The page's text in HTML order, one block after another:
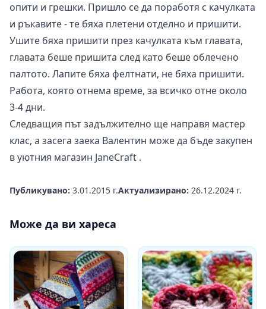
опити и грешки. Пришло се да поработя с качулката
и ръкавите - те бяха плетени отделно и пришити.
Ушите бяха пришити през качулката към главата,
главата беше пришита след като беше облечено
палтото. Лапите бяха фелтнати, не бяха пришити.
Работа, която отнема време, за всичко отне около
3-4 дни.
Следващия път задължително ще направя мастер
клас, а засега заека Валентин може да бъде закупен
в уютния магазин JaneCraft .
Публикувано: 3.01.2015 г.Актуализирано: 26.12.2024 г.
Може да ви хареса